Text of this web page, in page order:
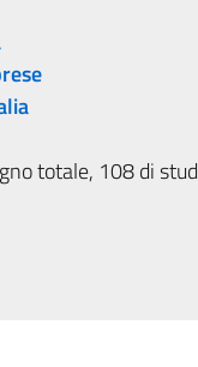
totale, 108 di